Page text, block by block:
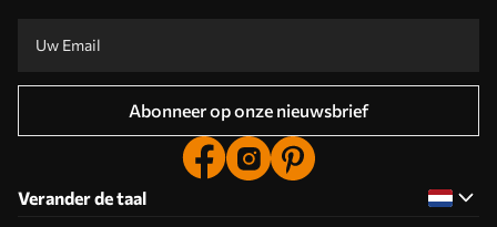
Abonneer op onze nieuwsbrief
Verander de taal